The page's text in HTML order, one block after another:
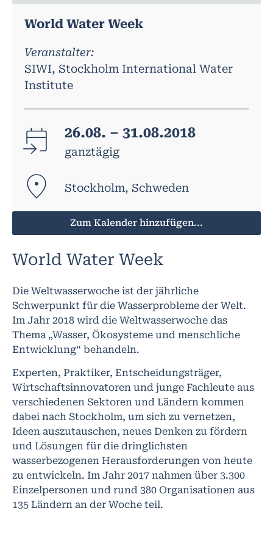
World Water Week
Veranstalter:
SIWI, Stockholm International Water
Institute
26.08. – 31.08.2018
ganztägig
Stockholm, Schweden
Zum Kalender hinzufügen...
World Water Week
Die Weltwasserwoche ist der jährliche
Schwerpunkt für die Wasserprobleme der Welt.
Im Jahr 2018 wird die Weltwasserwoche das
Thema „Wasser, Ökosysteme und menschliche
Entwicklung“ behandeln.
Experten, Praktiker, Entscheidungsträger,
Wirtschaftsinnovatoren und junge Fachleute aus
verschiedenen Sektoren und Ländern kommen
dabei nach Stockholm, um sich zu vernetzen,
Ideen auszutauschen, neues Denken zu fördern
und Lösungen für die dringlichsten
wasserbezogenen Herausforderungen von heute
zu entwickeln. Im Jahr 2017 nahmen über 3.300
Einzelpersonen und rund 380 Organisationen aus
135 Ländern an der Woche teil.